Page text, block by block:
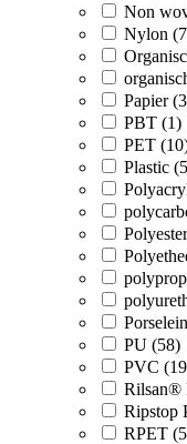
Non
Nylon
Papier
PBT (1)
PET
Plastic
PU (58)
PVC
Rilsan®
Ripstop
RPET